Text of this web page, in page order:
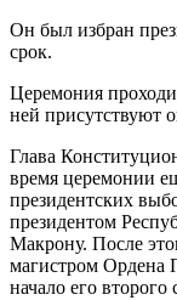
Он был избран
срок.
Церемония
ней присутствуют
Глава
время церемонии
президентских
президентом
Макрону. После
магистром Ордена
начало его второго